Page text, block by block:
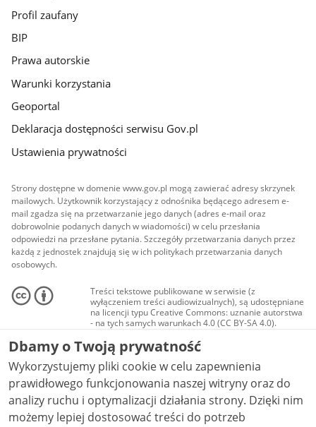
Profil zaufany
BIP
Prawa autorskie
Warunki korzystania
Geoportal
Deklaracja dostępności serwisu Gov.pl
Ustawienia prywatności
Strony dostępne w domenie www.gov.pl mogą zawierać adresy skrzynek
mailowych. Użytkownik korzystający z odnośnika będącego adresem e-
mail zgadza się na przetwarzanie jego danych (adres e-mail oraz
dobrowolnie podanych danych w wiadomości) w celu przesłania
odpowiedzi na przesłane pytania. Szczegóły przetwarzania danych przez
każdą z jednostek znajdują się w ich politykach przetwarzania danych
osobowych.
Treści tekstowe publikowane w serwisie (z
wyłączeniem treści audiowizualnych), są udostępniane
na licencji typu Creative Commons: uznanie autorstwa
- na tych samych warunkach 4.0 (CC BY-SA 4.0).
Materiały audiowizualne, w tym zdjęcia, materiały
audio i wideo, są udostępniane na licencji typu
Creative Commons: uznanie autorstwa użycie
niekomercyjne - bez utworów zależnych 4.0 (CC BY-
NC-ND 4.0), o ile nie jest to stwierdzone inaczej.
Dbamy o Twoją prywatność
Wykorzystujemy pliki cookie w celu zapewnienia
prawidłowego funkcjonowania naszej witryny oraz do
analizy ruchu i optymalizacji działania strony. Dzięki nim
możemy lepiej dostosować treści do potrzeb